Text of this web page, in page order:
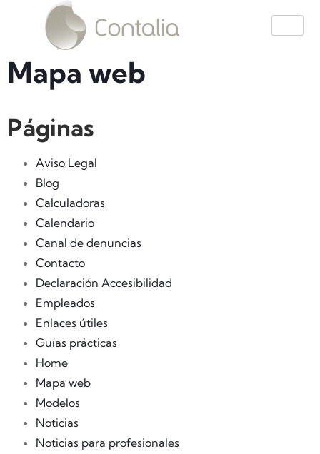
Mapa web
Páginas
Aviso Legal
Blog
Calculadoras
Calendario
Canal de denuncias
Contacto
Declaración Accesibilidad
Empleados
Enlaces útiles
Guías prácticas
Home
Mapa web
Modelos
Noticias
Noticias para profesionales